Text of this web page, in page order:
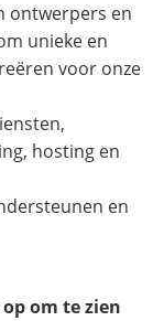
ontwerpers en
unieke en
voor onze
hosting en
en
om te zien